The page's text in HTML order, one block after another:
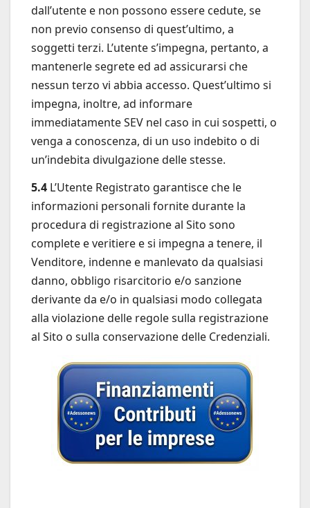
dall’utente e non possono essere cedute, se
non previo consenso di quest’ultimo, a
soggetti terzi. L’utente s’impegna, pertanto, a
mantenerle segrete ed ad assicurarsi che
nessun terzo vi abbia accesso. Quest’ultimo si
impegna, inoltre, ad informare
immediatamente SEV nel caso in cui sospetti, o
venga a conoscenza, di un uso indebito o di
un’indebita divulgazione delle stesse.
5.4 L’Utente Registrato garantisce che le
informazioni personali fornite durante la
procedura di registrazione al Sito sono
complete e veritiere e si impegna a tenere, il
Venditore, indenne e manlevato da qualsiasi
danno, obbligo risarcitorio e/o sanzione
derivante da e/o in qualsiasi modo collegata
alla violazione delle regole sulla registrazione
al Sito o sulla conservazione delle Credenziali.